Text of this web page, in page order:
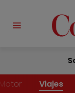
Viajes